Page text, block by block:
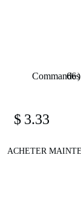
confortable,
ACHETER
  $
  3.33
Commandes
  66
  )